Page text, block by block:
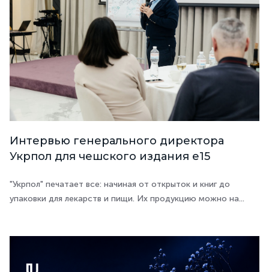
Интервью генерального директора
Укрпол для чешского издания e15
"Укрпол" печатает все: начиная от открыток и книг до
упаковки для лекарств и пищи. Их продукцию можно на...